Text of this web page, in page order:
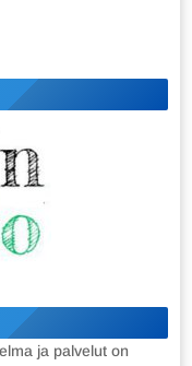
ja palvelut on